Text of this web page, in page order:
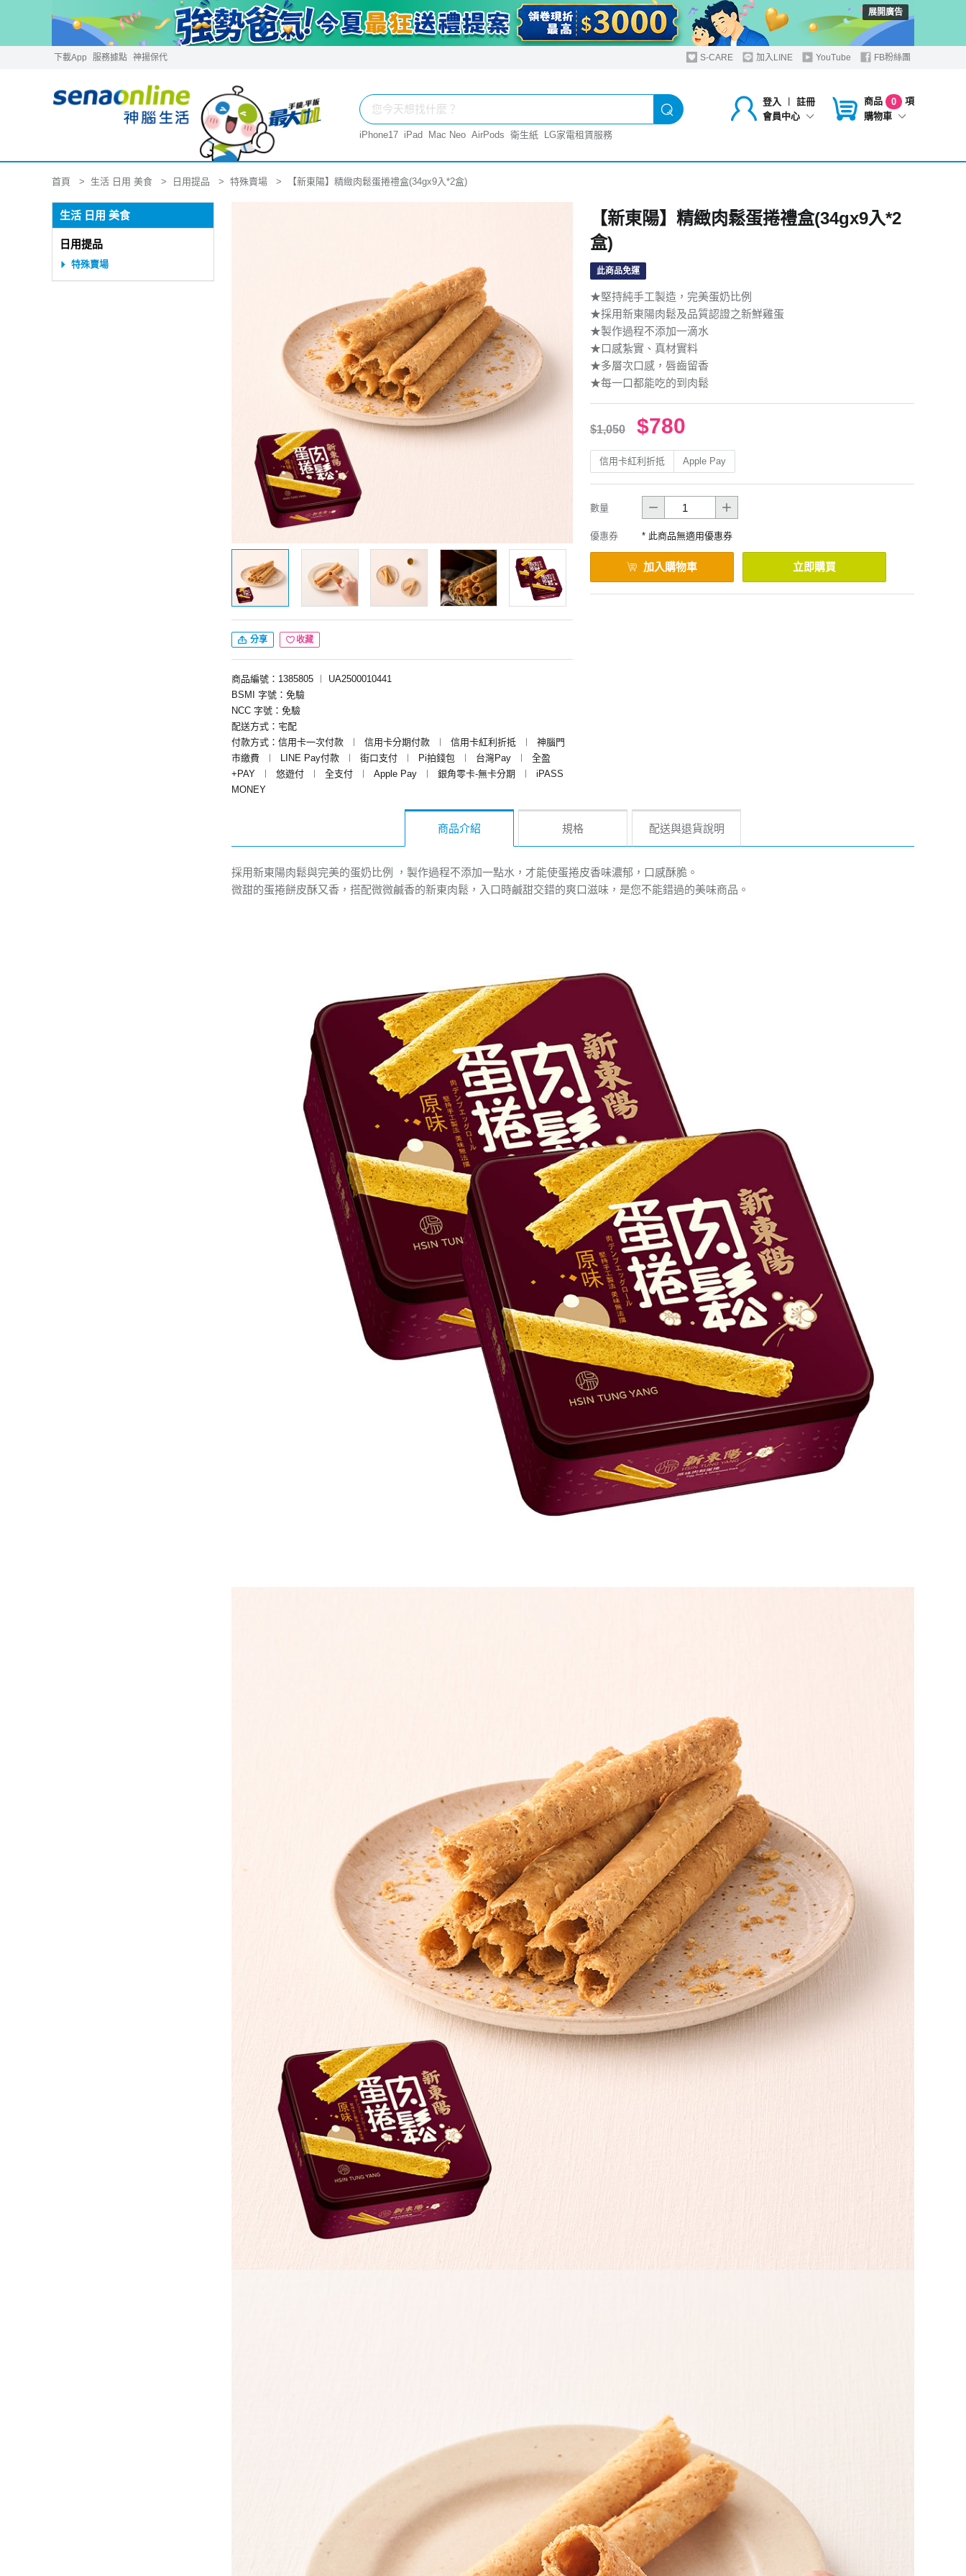
展開廣告
下載App 服務據點 神揚保代 S-CARE 加入LINE YouTube FB粉絲團
登入 ︱
註冊
會員中心
商品 0
項
購物車
iPhone17 iPad Mac Neo AirPods 衛生紙 LG家電租賃服務
首頁 生活 日用 美食 日用提品 特殊賣場 【新東陽】精緻肉鬆蛋捲禮盒(34gx9入*2盒)
生活 日用 美食
日用提品
特殊賣場
分享 收藏
商品編號：1385805
UA2500010441
BSMI 字號：免驗
NCC 字號：免驗
配送方式：宅配
付款方式：信用卡一次付款
信用卡分期付款 信用卡紅利折抵
神腦門
市繳費
LINE Pay付款 街口支付 Pi拍錢包 台灣Pay
全盈
+PAY
悠遊付 全支付 Apple Pay 銀角零卡-無卡分期
iPASS
MONEY
【新東陽】精緻肉鬆蛋捲禮盒(34gx9入*2
盒)
此商品免運
★堅持純手工製造，完美蛋奶比例
★採用新東陽肉鬆及品質認證之新鮮雞蛋
★製作過程不添加一滴水
★口感紮實、真材實料
★多層次口感，唇齒留香
★每一口都能吃的到肉鬆
$1,050 $780
信用卡紅利折抵 Apple Pay
數量
優惠券 * 此商品無適用優惠券
加入購物車 立即購買
商品介紹 規格 配送與退貨說明
採用新東陽肉鬆與完美的蛋奶比例 ，製作過程不添加一點水，才能使蛋捲皮香味濃郁，口感酥脆。
微甜的蛋捲餅皮酥又香，搭配微微鹹香的新東肉鬆，入口時鹹甜交錯的爽口滋味，是您不能錯過的美味商品。